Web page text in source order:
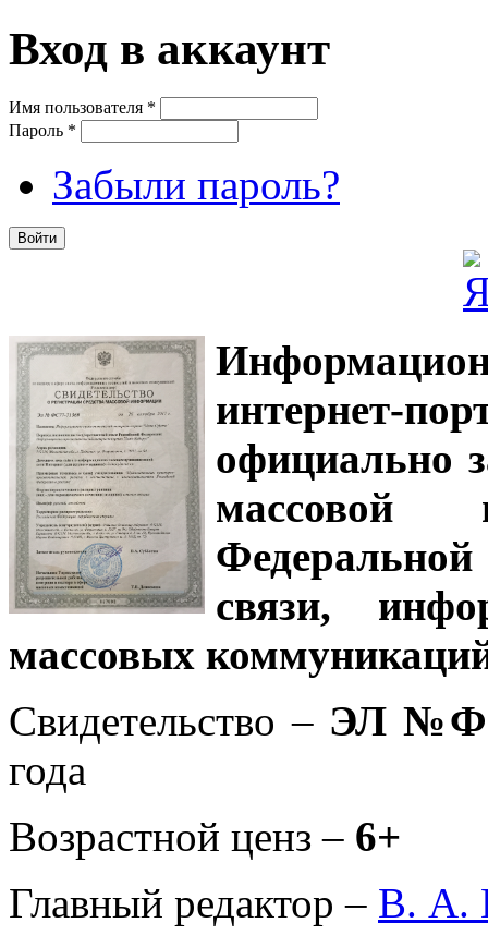
Вход в аккаунт
Имя пользователя *
Пароль *
Забыли пароль?
интернет-
официально
связи,
массовых
Свидетельство – ЭЛ
года
Возрастной ценз – 6+
Главный редактор – В. А.